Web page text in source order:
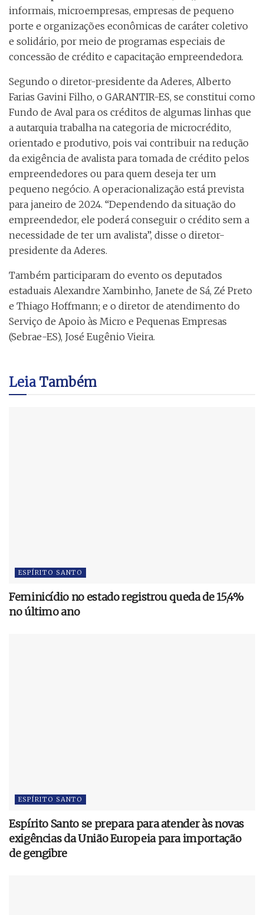
informais, microempresas, empresas de pequeno
porte e organizações econômicas de caráter coletivo
e solidário, por meio de programas especiais de
concessão de crédito e capacitação empreendedora.
Segundo o diretor-presidente da Aderes, Alberto
Farias Gavini Filho, o GARANTIR-ES, se constitui como
Fundo de Aval para os créditos de algumas linhas que
a autarquia trabalha na categoria de microcrédito,
orientado e produtivo, pois vai contribuir na redução
da exigência de avalista para tomada de crédito pelos
empreendedores ou para quem deseja ter um
pequeno negócio. A operacionalização está prevista
para janeiro de 2024. “Dependendo da situação do
empreendedor, ele poderá conseguir o crédito sem a
necessidade de ter um avalista”, disse o diretor-
presidente da Aderes.
Também participaram do evento os deputados
estaduais Alexandre Xambinho, Janete de Sá, Zé Preto
e Thiago Hoffmann; e o diretor de atendimento do
Serviço de Apoio às Micro e Pequenas Empresas
(Sebrae-ES), José Eugênio Vieira.
LeiaTambém
ESPÍRITO SANTO
Feminicídio no estado registrou queda de 15,4%
no último ano
ESPÍRITO SANTO
Espírito Santo se prepara para atender às novas
exigências da União Europeia para importação
de gengibre